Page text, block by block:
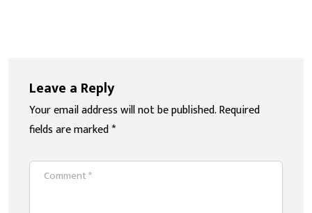
Leave a Reply
Your email address will not be published.Required
fields are marked*